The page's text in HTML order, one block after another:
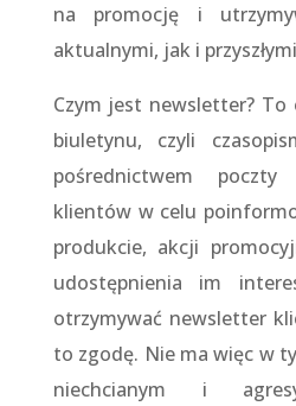
na promocję i
aktualnymi, jak i
Czym jest newsletter?
biuletynu, czyli
pośrednictwem
klientów w celu
produkcie, akcji
udostępnienia im
otrzymywać newsletter
to zgodę. Nie ma więc w
niechcianym i